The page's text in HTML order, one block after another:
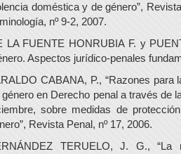
doméstica y de género”,
nº 9-2, 2007.
LA FUENTE HONRUBIA F. y
Aspectos jurídico-penales
CABANA, P., “Razones para
género en Derecho penal a través de
sobre medidas de
Revista Penal, nº 17, 2006.
TERUELO, J. G., “La